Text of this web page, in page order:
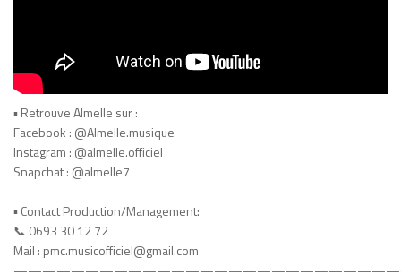
▪︎ Retrouve Almelle sur :
Facebook : @Almelle.musique
Instagram : @almelle.officiel
Snapchat : @almelle7
▪︎ Contact Production/Management:
📞 0693 30 12 72
Mail : pmc.musicofficiel@gmail.com